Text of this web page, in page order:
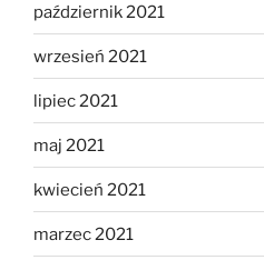
październik 2021
wrzesień 2021
lipiec 2021
maj 2021
kwiecień 2021
marzec 2021